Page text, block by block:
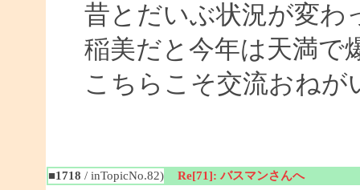
昔とだいぶ状況が変わ
稲美だと今年は天満で
こちらこそ交流おねが
■1718 / inTopicNo.82) Re[71]: バスマンさんへ